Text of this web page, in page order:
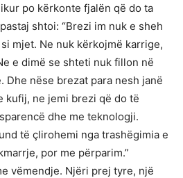
po kërkonte fjalën që do ta
shtoi: “Brezi im nuk e sheh
mjet. Ne nuk kërkojmë karrige,
e dimë se shteti nuk fillon në
Dhe nëse brezat para nesh janë
kufij, ne jemi brezi që do të
dhe me teknologji.
të çlirohemi nga trashëgimia e
por me përparim.”
vëmendje. Njëri prej tyre, një